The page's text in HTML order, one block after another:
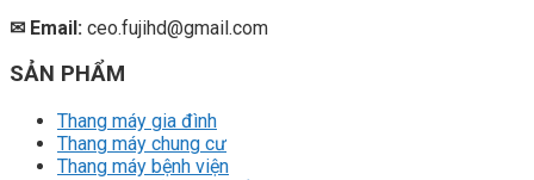
✉ Email: ceo.fujihd@gmail.com
SẢN PHẨM
Thang máy gia đình
Thang máy chung cư
Thang máy bệnh viện